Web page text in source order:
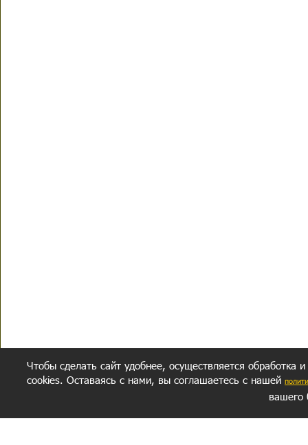
Чтобы сделать сайт удобнее, осуществляется обработка
cookies. Оставаясь с нами, вы соглашаетесь с нашей
вашего